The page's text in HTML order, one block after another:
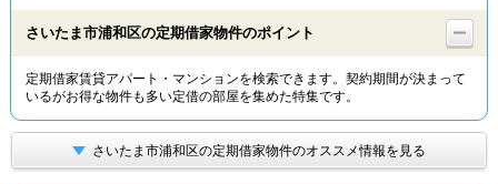
物件特集から
TOP
さいたま市浦和区の定期借家物件のポイント
定期借家賃貸アパート・マンションを検索できます。契約期間が決まって
いるがお得な物件も多い定借の部屋を集めた特集です。
さいたま市浦和区の定期借家物件のオススメ情報を見る